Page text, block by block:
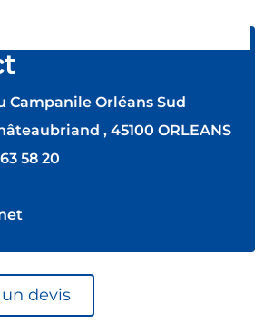
Campanile Orléans Sud
, 45100 ORLEANS
58 20
devis